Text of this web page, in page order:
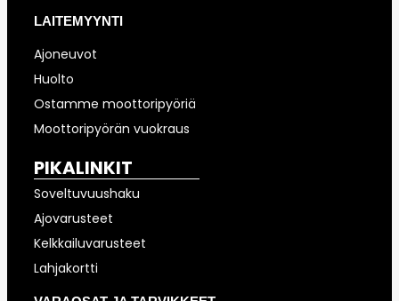
LAITEMYYNTI
Ajoneuvot
Huolto
Ostamme moottoripyöriä
Moottoripyörän vuokraus
PIKALINKIT
Soveltuvuushaku
Ajovarusteet
Kelkkailuvarusteet
Lahjakortti